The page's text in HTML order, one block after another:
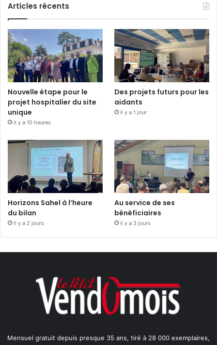
Articles récents
Nouvelle étape pour le
projet hospitalier du site
unique
il y a 10 heures
Des projets futurs pour les
aidants
il y a 1 jour
Horizons Sahel à l’heure
du bilan
il y a 2 jours
Au service de ses
bénéficiaires
il y a 3 jours
Mensuel gratuit depuis presque 35 ans, tiré à 28 000 exemplaires,